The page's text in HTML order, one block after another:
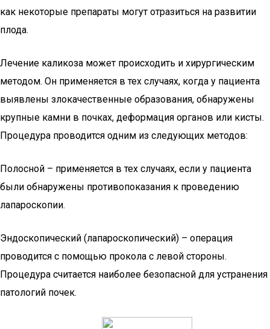
как некоторые препараты могут отразиться на развитии
плода.
Лечение каликоза может происходить и хирургическим
методом. Он применяется в тех случаях, когда у пациента
выявлены злокачественные образования, обнаружены
крупные камни в почках, деформация органов или кисты.
Процедура проводится одним из следующих методов:
Полосной – применяется в тех случаях, если у пациента
были обнаружены противопоказания к проведению
лапароскопии.
Эндоскопический (лапароскопический) – операция
проводится с помощью прокола с левой стороны.
Процедура считается наиболее безопасной для устранения
патологий почек.